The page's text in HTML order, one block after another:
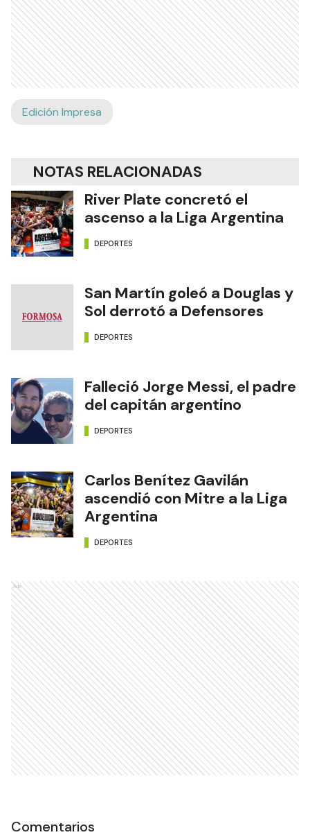
Edición Impresa
NOTAS RELACIONADAS
River Plate concretó el
ascenso a la Liga Argentina
DEPORTES
San Martín goleó a Douglas y
Sol derrotó a Defensores
DEPORTES
Falleció Jorge Messi, el padre
del capitán argentino
DEPORTES
Carlos Benítez Gavilán
ascendió con Mitre a la Liga
Argentina
DEPORTES
Ads
Comentarios